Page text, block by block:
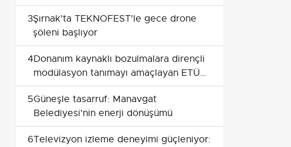
gündeme taşıdı
3Şırnak'ta TEKNOFEST'le gece drone
şöleni başlıyor
4Donanım kaynaklı bozulmalara dirençli
modülasyon tanımayı amaçlayan ETÜ
ve AYBÜ projesine TÜBİTAK desteği
5Güneşle tasarruf: Manavgat
Belediyesi'nin enerji dönüşümü
6Televizyon izleme deneyimi güçleniyor: